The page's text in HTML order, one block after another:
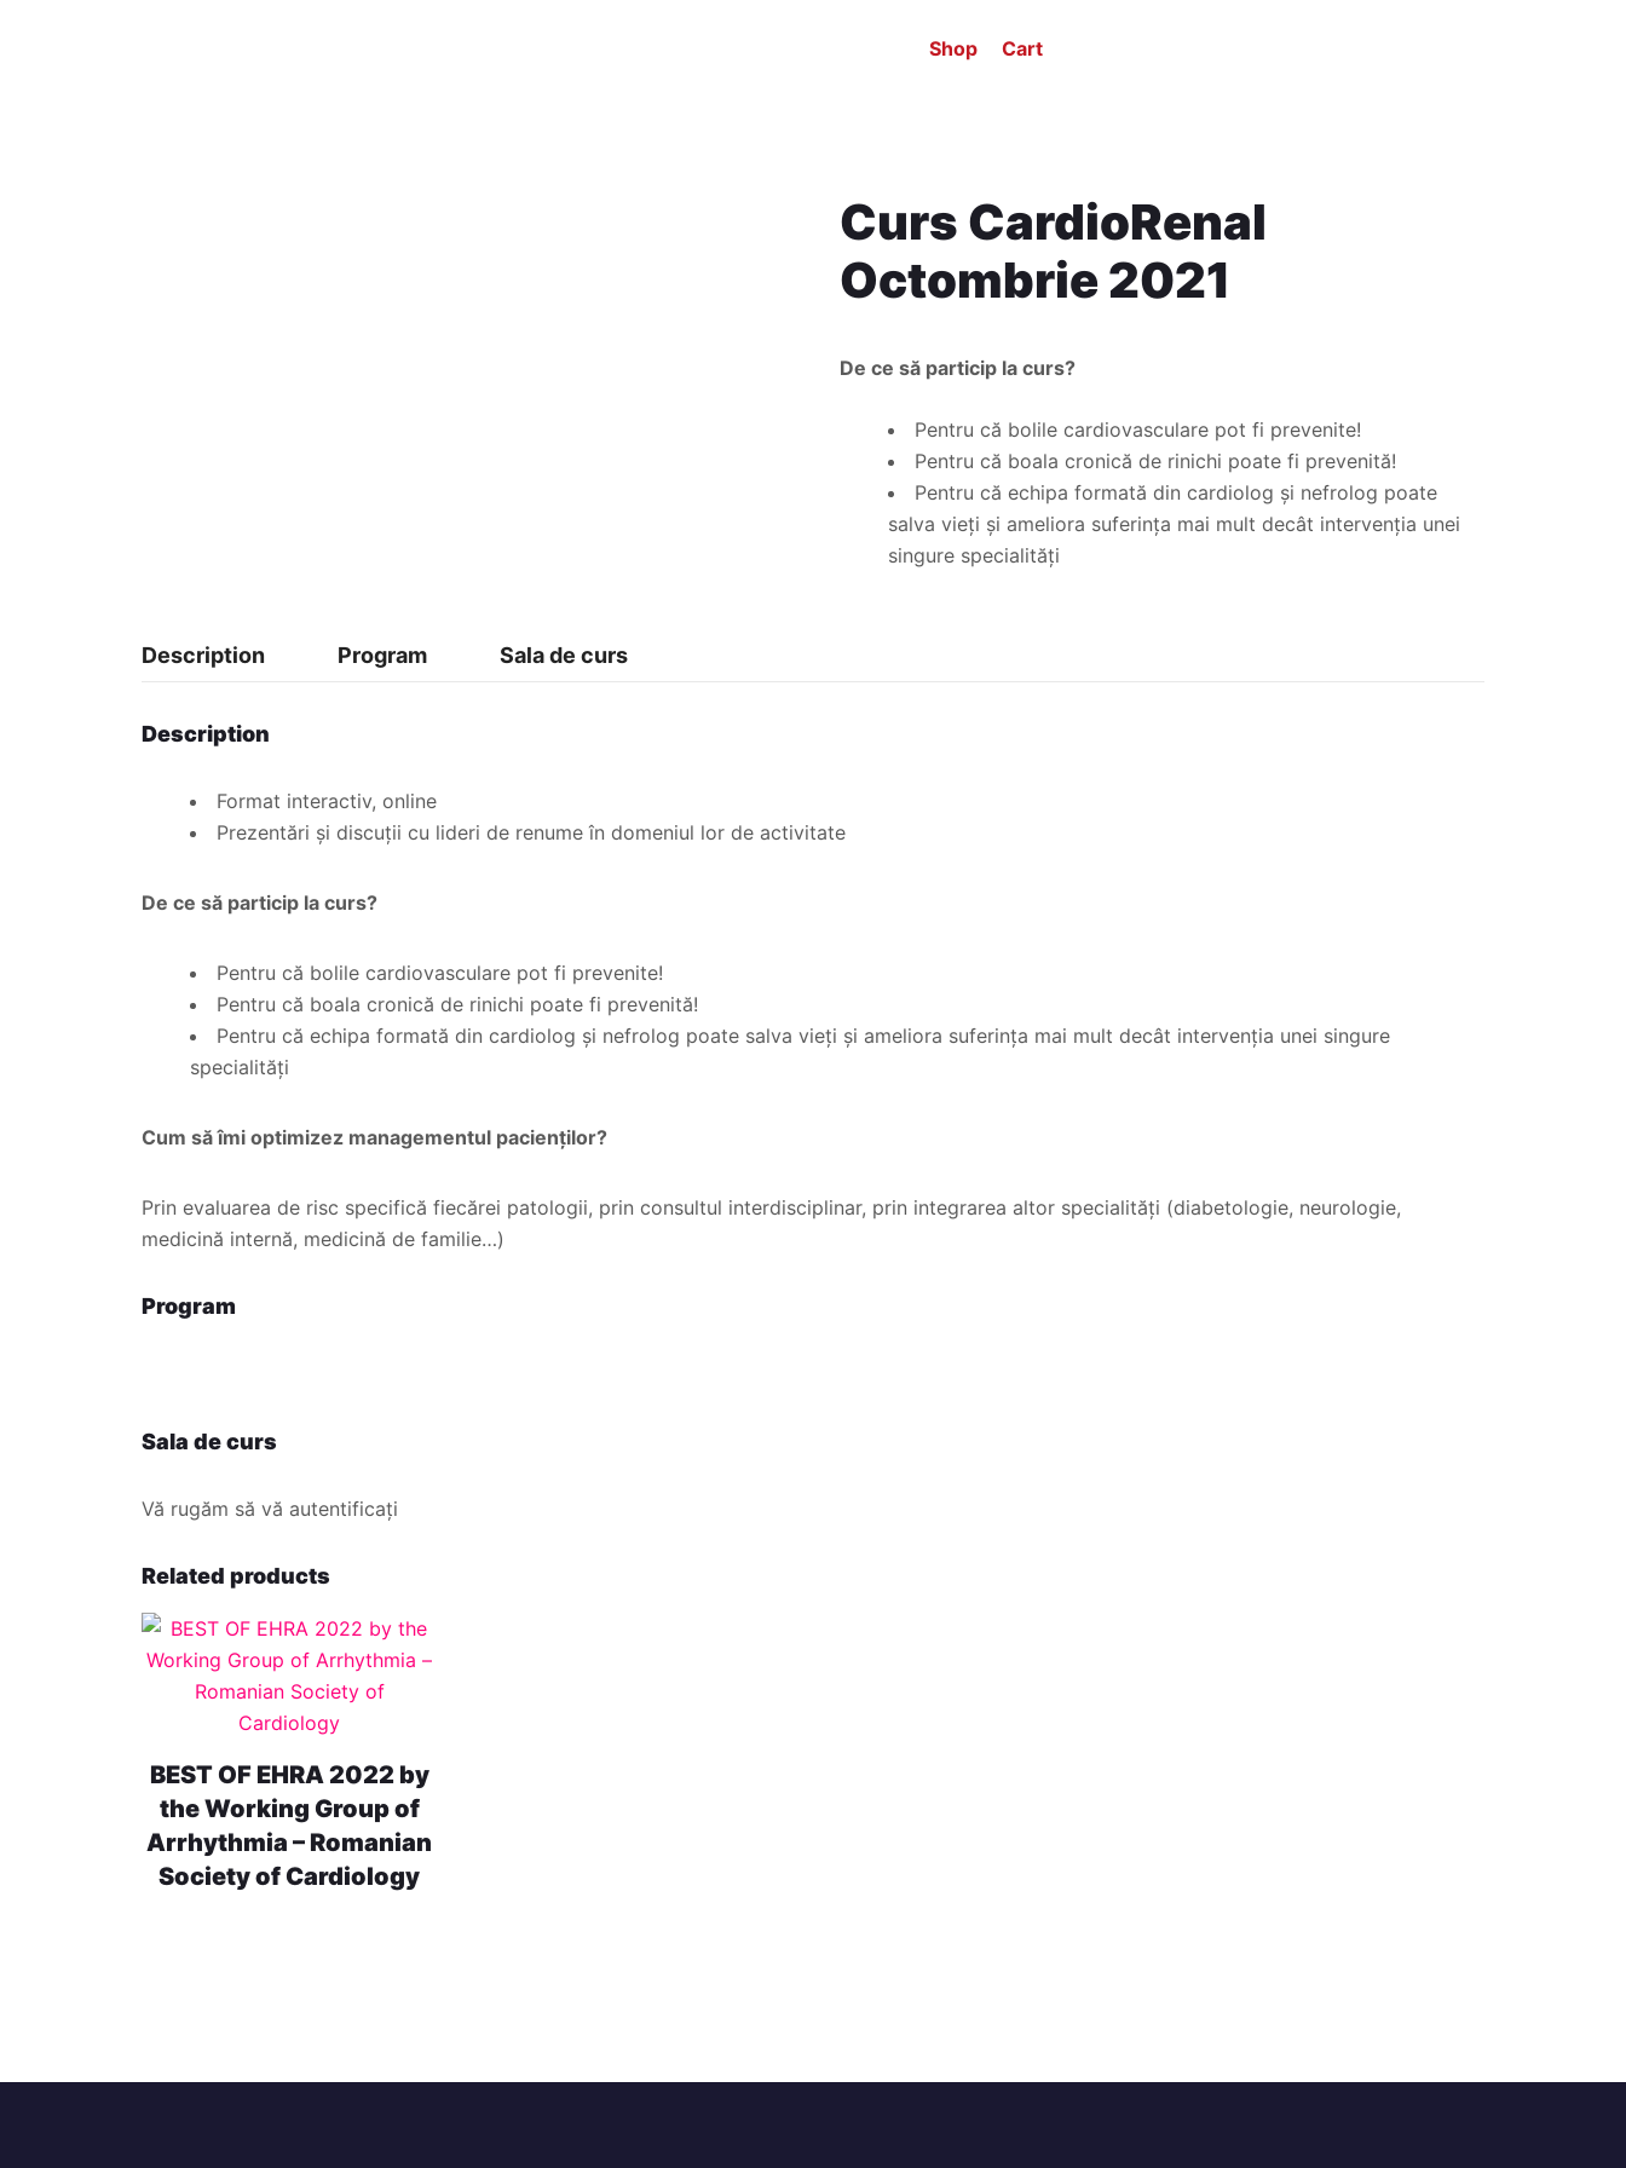
Shop Cart
Curs CardioRenal
Octombrie 2021
De ce să particip la curs?
Pentru că bolile cardiovasculare pot fi prevenite!
Pentru că boala cronică de rinichi poate fi prevenită!
Pentru că echipa formată din cardiolog și nefrolog poate
salva vieți și ameliora suferința mai mult decât intervenția unei
singure specialități
Description Program Sala de curs
Description
Format interactiv, online
Prezentări și discuții cu lideri de renume în domeniul lor de activitate
De ce să particip la curs?
Pentru că bolile cardiovasculare pot fi prevenite!
Pentru că boala cronică de rinichi poate fi prevenită!
Pentru că echipa formată din cardiolog și nefrolog poate salva vieți și ameliora suferința mai mult decât intervenția unei singure
specialități
Cum să îmi optimizez managementul pacienților?
Prin evaluarea de risc specifică fiecărei patologii, prin consultul interdisciplinar, prin integrarea altor specialități (diabetologie, neurologie,
medicină internă, medicină de familie…)
Program
Sala de curs
Vă rugăm să vă autentificați
Related products
BEST OF EHRA 2022 by
the Working Group of
Arrhythmia – Romanian
Society of Cardiology